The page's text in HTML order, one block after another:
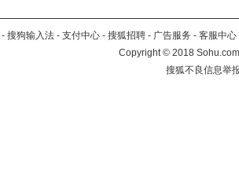
- 搜狗输入法 - 支付中心 - 搜狐招聘 - 广告服务 - 客服中心
Copyright©2018
搜狐不良信息举